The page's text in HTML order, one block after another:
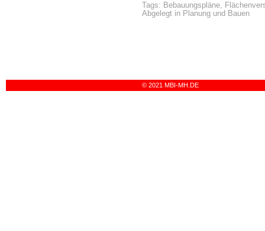
Tags: Bebauungspläne,
Abgelegt in Planung und Bauen
© 2021 MBI-MH.DE